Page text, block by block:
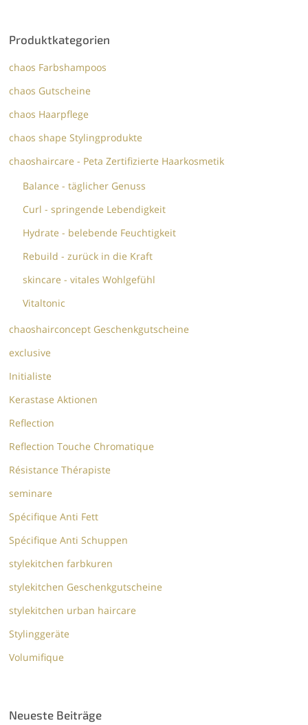
Produktkategorien
chaos Farbshampoos
chaos Gutscheine
chaos Haarpflege
chaos shape Stylingprodukte
chaoshaircare - Peta Zertifizierte Haarkosmetik
Balance - täglicher Genuss
Curl - springende Lebendigkeit
Hydrate - belebende Feuchtigkeit
Rebuild - zurück in die Kraft
skincare - vitales Wohlgefühl
Vitaltonic
chaoshairconcept Geschenkgutscheine
exclusive
Initialiste
Kerastase Aktionen
Reflection
Reflection Touche Chromatique
Résistance Thérapiste
seminare
Spécifique Anti Fett
Spécifique Anti Schuppen
stylekitchen farbkuren
stylekitchen Geschenkgutscheine
stylekitchen urban haircare
Stylinggeräte
Volumifique
Neueste Beiträge